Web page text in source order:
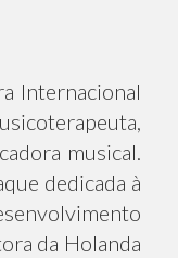
Internacional
musical.
dedicada à
da Holanda